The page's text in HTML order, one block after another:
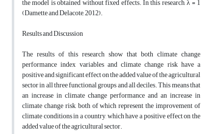
the model is obtained without fixed effects. In this research, λ = 1
(Damette and Delacote, 2012).
Results and Discussion
The results of this research show that both climate change
performance index variables and climate change risk have a
positive and significant effect on the added value of the agricultural
sector in all three functional groups and all deciles. This means that
an increase in climate change performance and an increase in
climate change risk, both of which represent the improvement of
climate conditions in a country, which have a positive effect on the
added value of the agricultural sector.